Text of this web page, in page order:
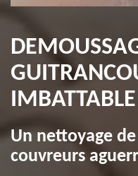
IMBATTABLE
Un nettoyage
couvreurs